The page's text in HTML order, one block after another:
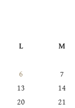
L
M
6
7
13
14
20
21